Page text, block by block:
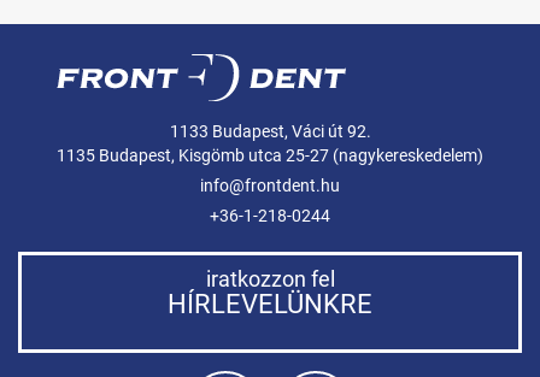
1133 Budapest, Váci út 92.
1135 Budapest, Kisgömb utca 25-27 (nagykereskedelem)
info@frontdent.hu
+36-1-218-0244
iratkozzon fel
HÍRLEVELÜNKRE